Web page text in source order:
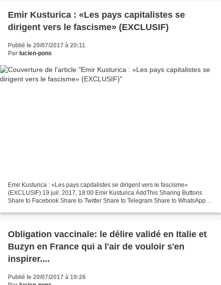
Emir Kusturica : «Les pays capitalistes se
dirigent vers le fascisme» (EXCLUSIF)
Publié le 20/07/2017 à 20:11
Par lucien-pons
Emir Kusturica : «Les pays capitalistes se dirigent vers le fascisme»
(EXCLUSIF) 19 juil. 2017, 18:00 Emir Kusturica AddThis Sharing Buttons
Share to Facebook Share to Twitter Share to Telegram Share to WhatsApp
Obligation vaccinale: le délire validé en Italie et
Buzyn en France qui a l'air de vouloir s'en
inspirer....
Publié le 20/07/2017 à 19:26